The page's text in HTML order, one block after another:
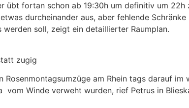
übt fortan schon ab 19:30h um definitiv um
durcheinander aus, aber fehlende
werden soll, zeigt ein detaillierter Raumplan.
zugig
Rosenmontagsumzüge am Rhein tags darauf
vom Winde verweht wurden, rief Petrus in